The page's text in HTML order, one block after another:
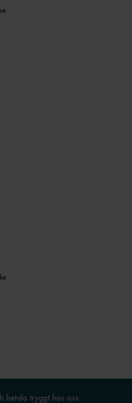
betala tryggt hos oss: